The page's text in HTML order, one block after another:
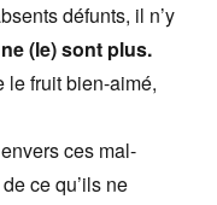
défunts, il n’y
(le) sont plus.
le fruit bien-aimé,
ces mal-
ce qu’ils ne